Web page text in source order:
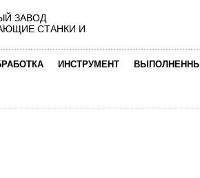
ЗАВОД
СТАНКИ И
ИНСТРУМЕНТ